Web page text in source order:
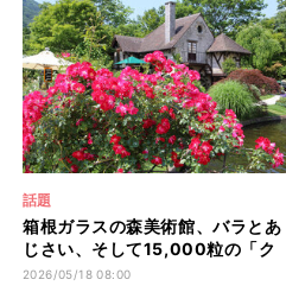
話題
箱根ガラスの森美術館、バラとあ
じさい、そして15,000粒の「ク
リスタルガラスのあじさい」が咲
2026/05/18 08:00